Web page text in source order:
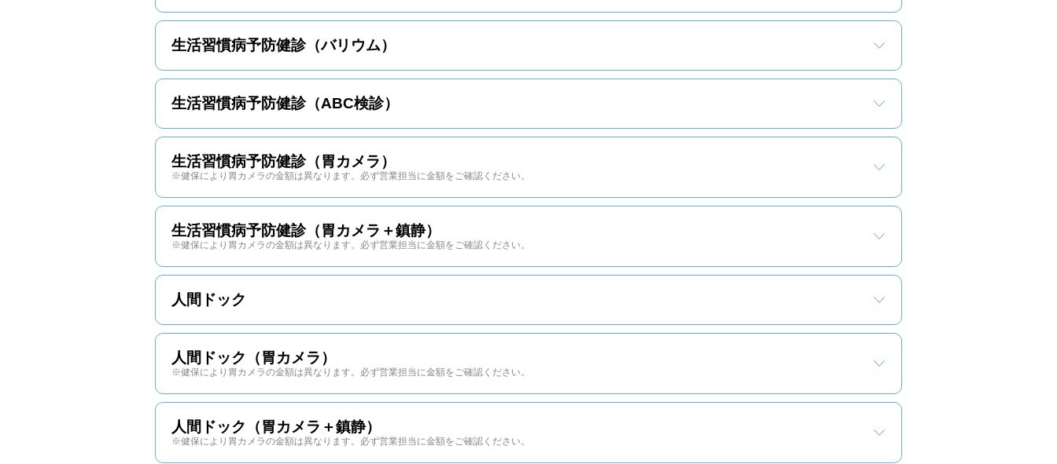
生活習慣病予防健診（バリウム）
生活習慣病予防健診（ABC検診）
生活習慣病予防健診（胃カメラ）
※健保により胃カメラの金額は異なります。必ず営業担当に金額をご確認ください。
生活習慣病予防健診（胃カメラ＋鎮静）
※健保により胃カメラの金額は異なります。必ず営業担当に金額をご確認ください。
人間ドック
人間ドック（胃カメラ）
※健保により胃カメラの金額は異なります。必ず営業担当に金額をご確認ください。
人間ドック（胃カメラ＋鎮静）
※健保により胃カメラの金額は異なります。必ず営業担当に金額をご確認ください。